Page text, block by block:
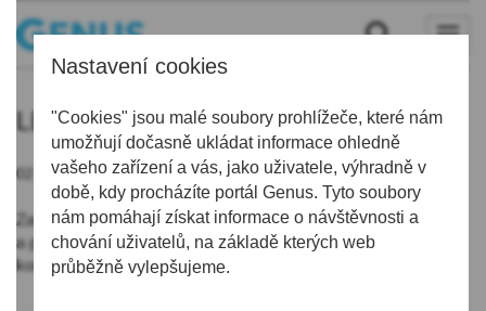
Nastavení cookies
"Cookies" jsou malé soubory prohlížeče, které nám
umožňují dočasně ukládat informace ohledně
vašeho zařízení a vás, jako uživatele, výhradně v
době, kdy procházíte portál Genus. Tyto soubory
nám pomáhají získat informace o návštěvnosti a
chování uživatelů, na základě kterých web
průběžně vylepšujeme.
LB
02.10.2019 | 7:47
Zastupitelé Liberce pro letošek schválili výdaje 2,68 miliardy Kč
a příjmy 2,31 miliardy. Schodek 375 milionů radnice pokryje i
kontokorentem ve výši 126 mil.